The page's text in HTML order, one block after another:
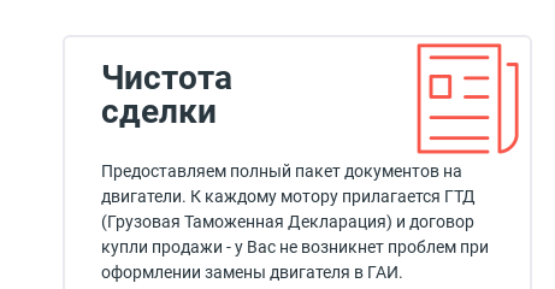
Чистота
сделки
Предоставляем полный пакет документов на
двигатели. К каждому мотору прилагается ГТД
(Грузовая Таможенная Декларация) и договор
купли продажи - у Вас не возникнет проблем при
оформлении замены двигателя в ГАИ.